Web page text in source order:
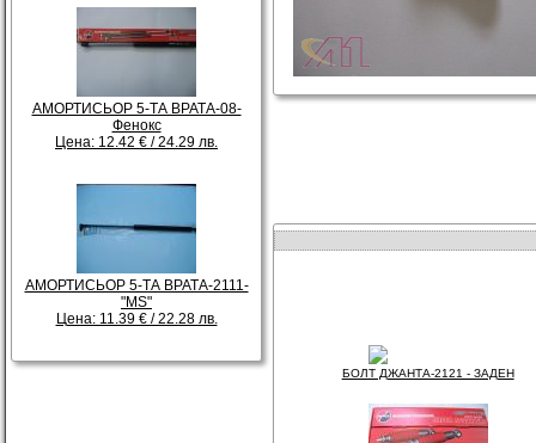
АМОРТИСЬОР 5-ТА ВРАТА-08-
Фенокс
Цена: 12.42 € / 24.29 лв.
АМОРТИСЬОР 5-ТА ВРАТА-2111-
"МS"
Цена: 11.39 € / 22.28 лв.
БОЛТ ДЖАНТА-2121 - ЗАДЕН